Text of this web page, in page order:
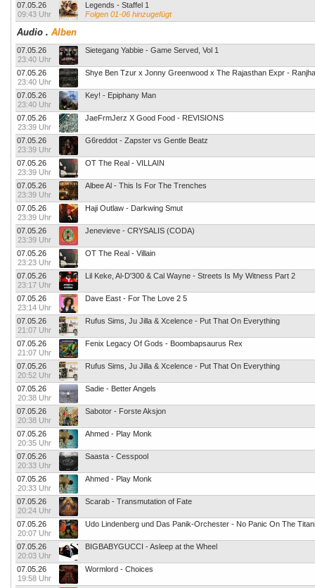
07.05.26
09:43 Uhr
Legends - Staffel 1
Folgen 01-06 hinzugefügt
Audio . Alben
07.05.26
23:40 Uhr
Sietegang Yabbie - Game Served, Vol 1
07.05.26
23:40 Uhr
Shye Ben Tzur x Jonny Greenwood x The Rajasthan Expr - Ranjha
07.05.26
23:40 Uhr
Key! - Epiphany Man
07.05.26
23:39 Uhr
JaeFrmJerz X Good Food - REVISIONS
07.05.26
23:39 Uhr
G6reddot - Zapster vs Gentle Beatz
07.05.26
23:39 Uhr
OT The Real - VILLAIN
07.05.26
23:39 Uhr
Albee Al - This Is For The Trenches
07.05.26
23:39 Uhr
Haji Outlaw - Darkwing Smut
07.05.26
23:39 Uhr
Jenevieve - CRYSALIS (CODA)
07.05.26
23:23 Uhr
OT The Real - Villain
07.05.26
23:17 Uhr
Lil Keke, Al-D'300 & Cal Wayne - Streets Is My Witness Part 2
07.05.26
23:14 Uhr
Dave East - For The Love 2 5
07.05.26
21:07 Uhr
Rufus Sims, Ju Jilla & Xcelence - Put That On Everything
07.05.26
21:07 Uhr
Fenix Legacy Of Gods - Boombapsaurus Rex
07.05.26
20:52 Uhr
Rufus Sims, Ju Jilla & Xcelence - Put That On Everything
07.05.26
20:38 Uhr
Sadie - Better Angels
07.05.26
20:38 Uhr
Sabotor - Forste Aksjon
07.05.26
20:35 Uhr
Ahmed - Play Monk
07.05.26
20:33 Uhr
Saasta - Cesspool
07.05.26
20:33 Uhr
Ahmed - Play Monk
07.05.26
20:24 Uhr
Scarab - Transmutation of Fate
07.05.26
20:07 Uhr
Udo Lindenberg und Das Panik-Orchester - No Panic On The
07.05.26
20:03 Uhr
BIGBABYGUCCI - Asleep at the Wheel
07.05.26
19:58 Uhr
Wormlord - Choices